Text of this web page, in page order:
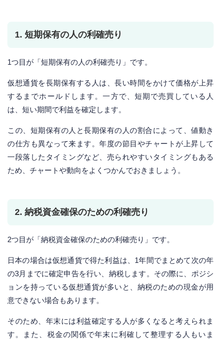
1. 短期保有の人の利確売り
1つ目が「短期保有の人の利確売り」です。
仮想通貨を長期保有する人は、長い時間をかけて価格が上昇
するまでホールドします。一方で、短期で売買している人
は、短い期間で利益を確定します。
この、短期保有の人と長期保有の人の割合によって、値動き
の仕方も異なって来ます。年度の節目やチャートが上昇して
一段落したタイミングなど、売られやすいタイミングもある
ため、チャートや動向をよくつかんでおきましょう。
2. 納税資金確保のための利確売り
2つ目が「納税資金確保のための利確売り」です。
日本の場合は仮想通貨で得た利益は、1年間でまとめて次の年
の3月までに確定申告を行い、納税します。その際に、ポジシ
ョンを持っている仮想通貨が多いと、納税のための現金が用
意できない場合もあります。
そのため、年末には利益確定する人が多くなると考えられま
す。また、税金の関係で年末に利確して整理する人もいま